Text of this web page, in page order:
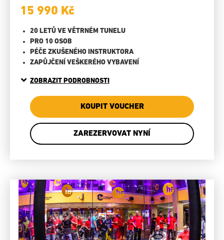
15 990 Kč
20 LETŮ VE VĚTRNÉM TUNELU
PRO 10 OSOB
PÉČE ZKUŠENÉHO INSTRUKTORA
ZAPŮJČENÍ VEŠKERÉHO VYBAVENÍ
ZOBRAZIT PODROBNOSTI
KOUPIT VOUCHER
ZAREZERVOVAT NYNÍ